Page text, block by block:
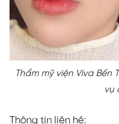
Thẩm mỹ viện Viva Bến
vụ
Thông tin liên hệ: